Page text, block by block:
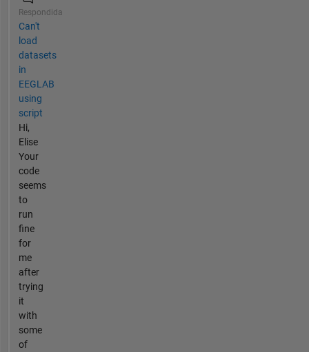
Respondida
Can't
load
datasets
in
EEGLAB
using
script
Hi,
Elise
Your
code
seems
to
run
fine
for
me
after
trying
it
with
some
of